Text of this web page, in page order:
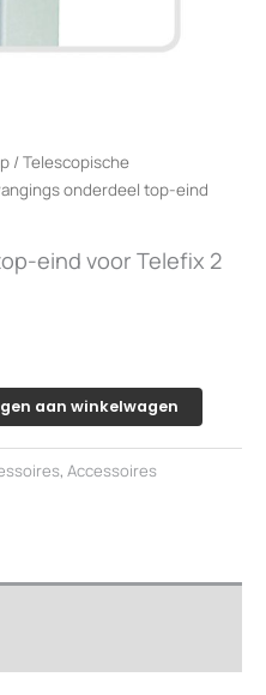
/Telescopische
onderdeel top-eind
eind voor Telefix 2
aan winkelwagen
, Accessoires